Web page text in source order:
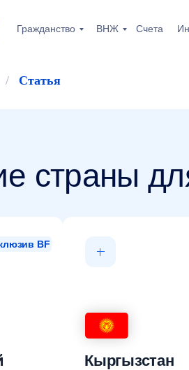
ВНЖ Счета
Гражданство
/ Статья
страны
BF
Кыргызстан